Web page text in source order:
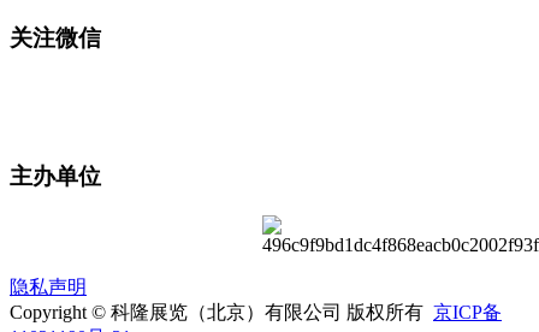
关注微信
主办单位
隐私声明
Copyright © 科隆展览（北京）有限公司 版权所有 京ICP备